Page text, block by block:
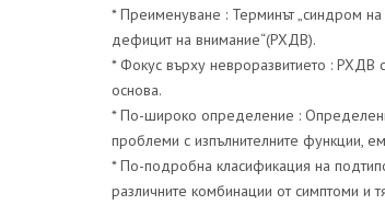
* Преименуване : Терминът „синдром
дефицит на внимание“(РХДВ).
* Фокус върху невроразвитието : РХДВ
основа.
* По-широко определение :
проблеми с изпълнителните функции,
* По-подробна класификация на
различните комбинации от симптоми и